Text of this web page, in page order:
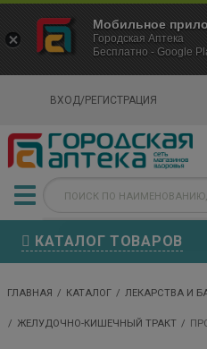
ВХОД/РЕГИСТРАЦИЯ
КАТАЛОГ ТОВАРОВ
ГЛАВНАЯ КАТАЛОГ ЛЕКАРСТВА И
ЖЕЛУДОЧНО-КИШЕЧНЫЙ ТРАКТ
×
Городская Аптека Маркетплейс
- In Google Play
Мобильное
Городская Аптека
Бесплатно - Google